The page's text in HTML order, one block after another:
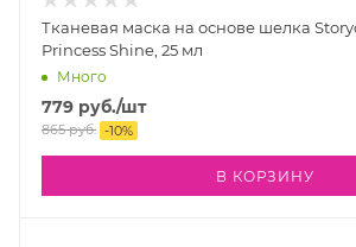
Тканевая маска на основе шелка
Princess Shine, 25 мл
Много
779 руб./шт
865руб. -10%
В КОРЗИНУ